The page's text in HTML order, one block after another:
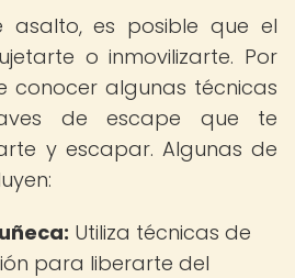
asalto, es posible que el
o inmovilizarte. Por
conocer algunas técnicas
de escape que te
y escapar. Algunas de
Utiliza técnicas de
para liberarte del